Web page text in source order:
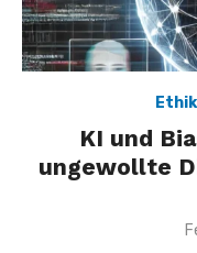
KI und
ungewollte